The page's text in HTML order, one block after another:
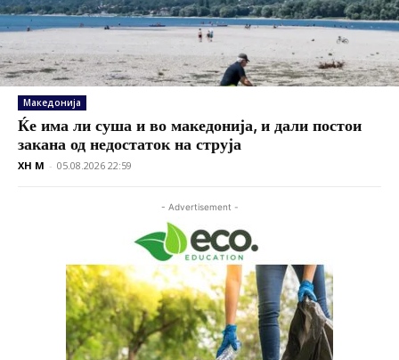
Македонија
Ќе има ли суша и во македонија, и дали постои
закана од недостаток на струја
XH M - 05.08.2026 22:59
- Advertisement -